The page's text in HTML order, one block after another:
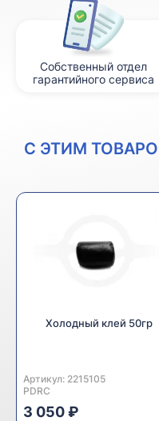
Собственный отдел
гарантийного сервиса
С ЭТИМ
Холодный клей 50гр
Артикул: 2215105
Производитель:
PDRC
3 050 ₽